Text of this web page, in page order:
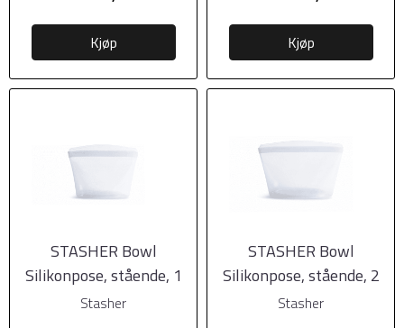
Kjøp Kjøp
STASHER Bowl
Silikonpose, stående, 1
Cup - 0,24l, Klar
Stasher
STASHER Bowl
Silikonpose, stående, 2
Cup - 0,48l, Klar
Stasher